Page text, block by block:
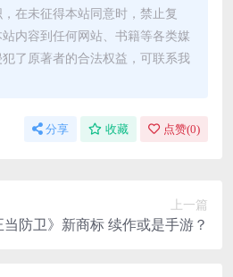
在未征得本站同意时，禁止复
内容到任何网站、书籍等各类媒
了原著者的合法权益，可联系我
分享 收藏 点赞(0)
上一篇
当防卫》新商标 续作或是手游？